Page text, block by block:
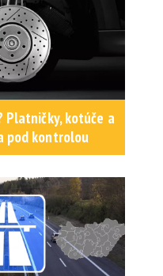
Platničky, kotúče a
pod kontrolou